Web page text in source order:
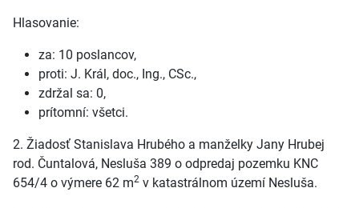
Hlasovanie:
za: 10 poslancov,
proti: J. Král, doc., Ing., CSc.,
zdržal sa: 0,
prítomní: všetci.
2. Žiadosť Stanislava Hrubého a manželky Jany Hrubej
rod. Čuntalová, Nesluša 389 o odpredaj pozemku KNC
654/4 o výmere 62 m2 v katastrálnom území Nesluša.